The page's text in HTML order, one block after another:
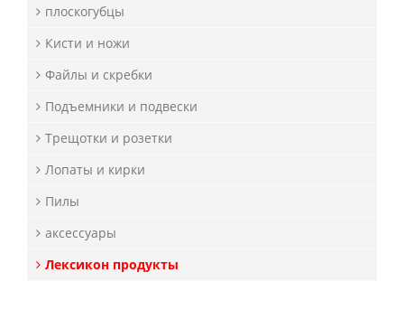
плоскогубцы
Кисти и ножи
Файлы и скребки
Подъемники и подвески
Трещотки и розетки
Лопаты и кирки
Пилы
аксессуары
Лексикон продукты